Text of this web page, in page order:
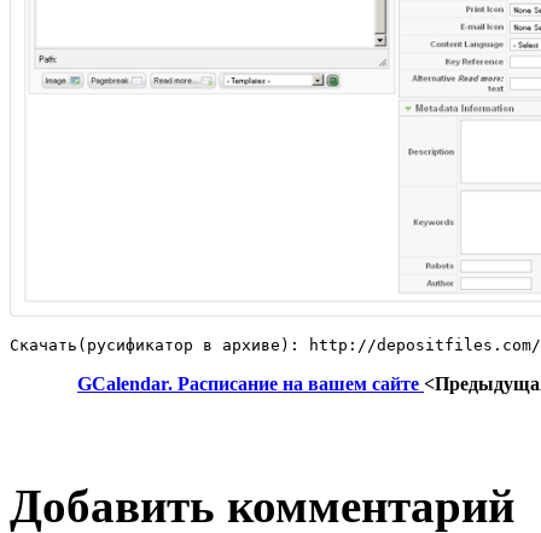
Скачать(русификатор в архиве): http://
GCalendar. Расписание на вашем сайте
Добавить комментарий